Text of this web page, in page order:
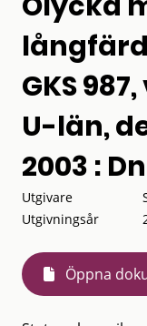
GKS
U-län,
2003 :
Utgivare
Utgivningsår
Öppna